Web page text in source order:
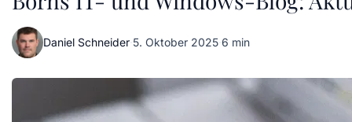
Daniel Schneider·5. Oktober 2025·6 min